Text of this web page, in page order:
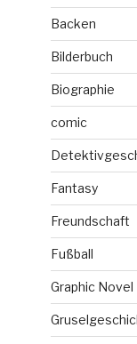
Backen
Bilderbuch
Biographie
comic
Fantasy
Freundschaft
Fußball
Graphic Novel